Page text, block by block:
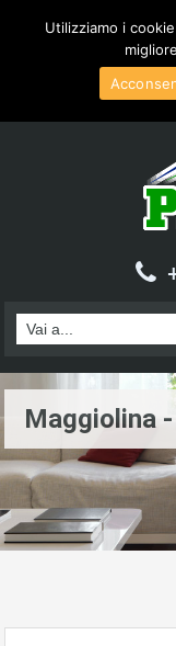
Maggiolina
Utilizziamo i